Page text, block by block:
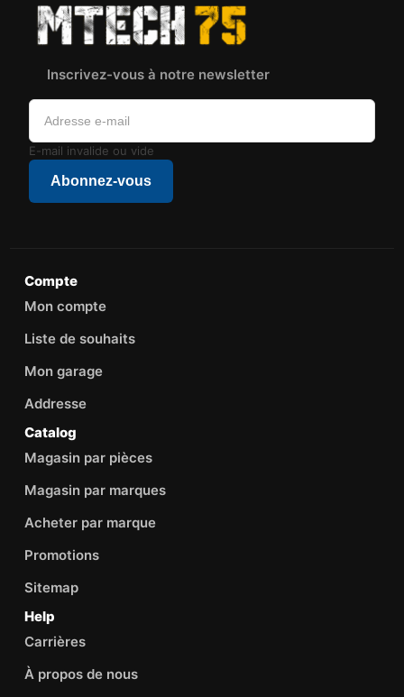
Inscrivez-vous à notre newsletter
E-mail invalide ou vide
Abonnez-vous
Compte
Mon compte
Liste de souhaits
Mon garage
Addresse
Catalog
Magasin par pièces
Magasin par marques
Acheter par marque
Promotions
Sitemap
Help
Carrières
À propos de nous